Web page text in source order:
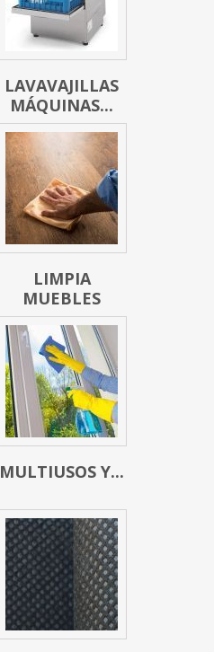
LAVAVAJILLAS
MÁQUINAS...
LIMPIA
MUEBLES
MULTIUSOS Y...